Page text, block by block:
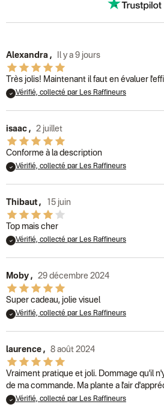
Alexandra , Il y a 9 jours
Très jolis! Maintenant il faut en évaluer
Vérifié, collecté par Les Raffineurs
isaac , 2 juillet
Conforme à la description
Vérifié, collecté par Les Raffineurs
Thibaut , 15 juin
Top mais cher
Vérifié, collecté par Les Raffineurs
Moby , 29 décembre 2024
Super cadeau, jolie visuel
Vérifié, collecté par Les Raffineurs
laurence , 8 août 2024
Vraiment pratique et joli. Dommage qu'il
de ma commande. Ma plante a l'air
Vérifié, collecté par Les Raffineurs